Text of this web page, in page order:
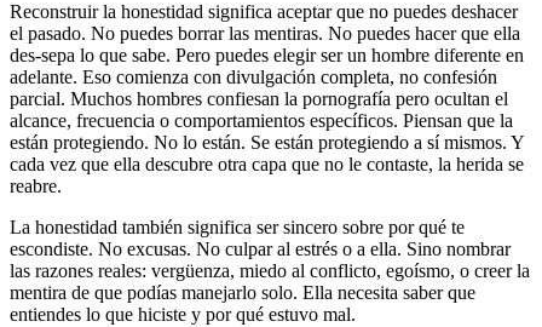
Reconstruir la honestidad significa aceptar que no puedes deshacer
el pasado. No puedes borrar las mentiras. No puedes hacer que ella
des-sepa lo que sabe. Pero puedes elegir ser un hombre diferente en
adelante. Eso comienza con divulgación completa, no confesión
parcial. Muchos hombres confiesan la pornografía pero ocultan el
alcance, frecuencia o comportamientos específicos. Piensan que la
están protegiendo. No lo están. Se están protegiendo a sí mismos. Y
cada vez que ella descubre otra capa que no le contaste, la herida se
reabre.
La honestidad también significa ser sincero sobre por qué te
escondiste. No excusas. No culpar al estrés o a ella. Sino nombrar
las razones reales: vergüenza, miedo al conflicto, egoísmo, o creer la
mentira de que podías manejarlo solo. Ella necesita saber que
entiendes lo que hiciste y por qué estuvo mal.